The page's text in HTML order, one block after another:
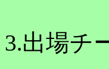
3.出場チ